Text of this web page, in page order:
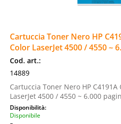
Cartuccia Toner Nero HP
Color LaserJet 4500 / 4550 ~
Cod. art.:
14889
Cartuccia Toner Nero HP C4191A
LaserJet 4500 / 4550 ~ 6.000
Disponibilità:
Disponibile